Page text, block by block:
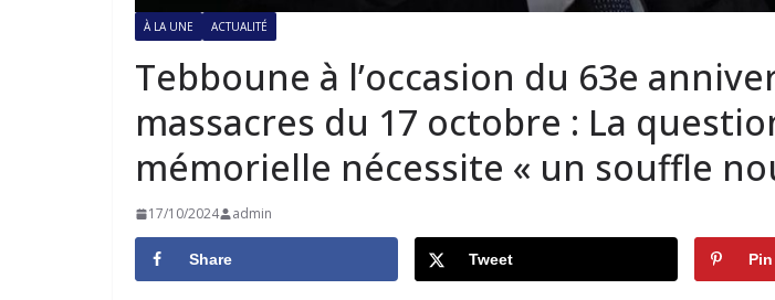
À LA UNE ACTUALITÉ
Tebboune à l’occasion du 63e
massacres du 17 octobre : La
mémorielle nécessite « un souffle
17/10/2024 admin
Share Tweet Pin